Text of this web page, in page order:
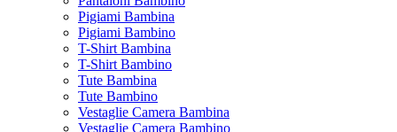
Pigiami Bambina
Pigiami Bambino
T-Shirt Bambina
T-Shirt Bambino
Tute Bambina
Tute Bambino
Vestaglie Camera Bambina
Vestaglie Camera Bambino